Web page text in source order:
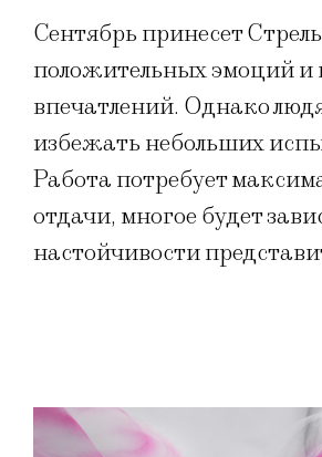
Сентябрь принесет
положительных эмоций и
впечатлений. Однако
избежать небольших
Работа потребует
отдачи, многое будет
настойчивости